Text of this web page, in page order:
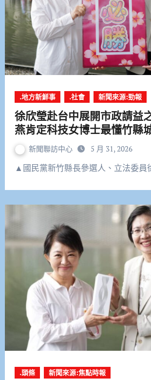
.地方新鮮事 .社會 新聞來源:勁報
徐欣瑩赴台中展開市政請
燕肯定科技女博士最懂竹縣
新聞聯訪中心 5 月 31, 2026
▲國民黨新竹縣長參選人、立法委
.頭條 新聞來源:焦點時報